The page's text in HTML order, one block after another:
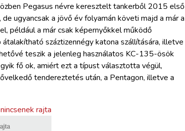
Pegasus névre keresztelt tankerből 2015 első
ugyancsak a jövő év folyamán követi majd a már a
például a már csak képernyőkkel működő
száztizennégy katona szállítására, illetve
teszik a jelenleg használatos KC-135-ösök
fő ok, amiért ezt a típust választotta végül,
tendereztetés után, a Pentagon, illetve a